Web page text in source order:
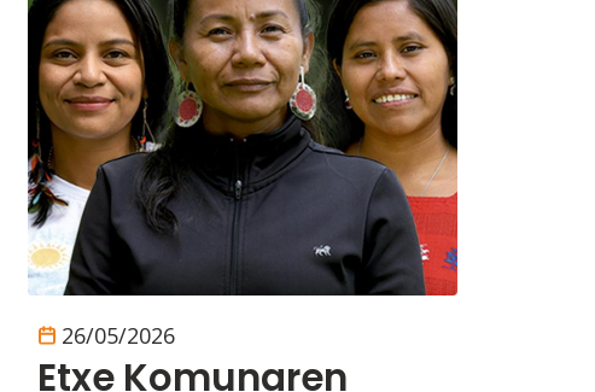
26/05/2026
Etxe Komunaren